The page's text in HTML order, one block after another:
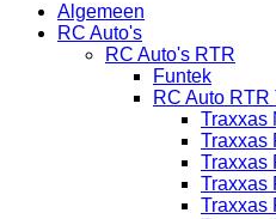
Algemeen
RC Auto's
RC Auto's RTR
Funtek
RC Auto RTR
Traxxas
Traxxas
Traxxas
Traxxas
Traxxas